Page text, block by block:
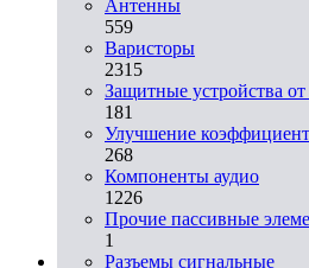
Антенны
559
Варисторы
2315
Защитные устройства
181
Улучшение
268
Компоненты аудио
1226
Прочие пассивные
1
Разъeмы сигнальные